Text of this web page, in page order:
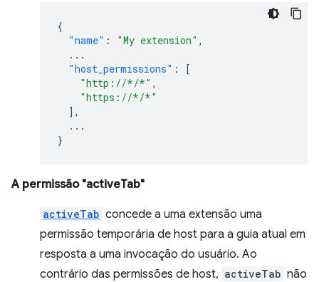
{
"name" : "My extension" ,
...
"host_permissions" :
[
"http://*/*" ,
"https://*/*"
],
...
}
A permissão "activeTab"
activeTab concede a uma extensão uma
permissão temporária de host para a guia atual em
resposta a uma invocação do usuário. Ao
contrário das permissões de host, activeTab não